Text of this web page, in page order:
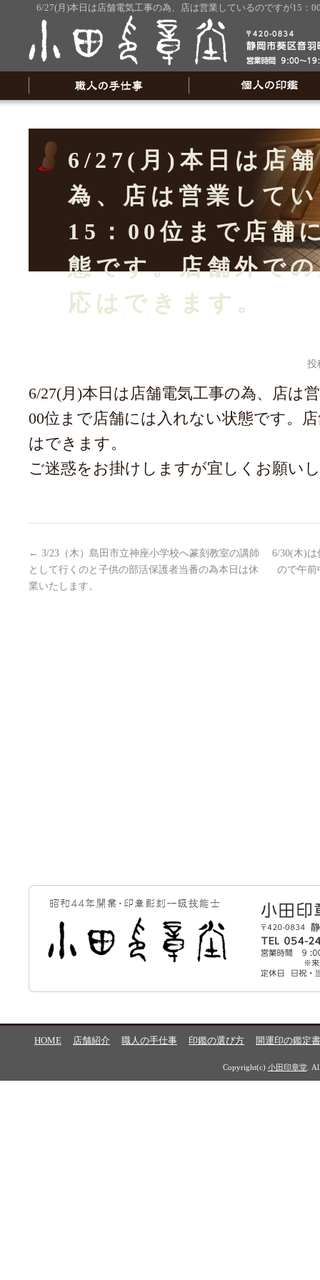
6/27(月)本日は店舗電気工事の為、店は営業しているのですが15：
6/27(月)本日は店
為、店は営業して
15：00位まで店舗
態です。店舗外で
応はできます。
投
6/27(月)本日は店舗電気工事の為、店は
00位まで店舗には入れない状態です。
はできます。
ご迷惑をお掛けしますが宜しくお願い
← 3/23（木）島田市立神座小学校へ篆刻教室の講師
として行くのと子供の部活保護者当番の為本日は休
業いたします。
6/30(木)
ので午前
HOME 店舗紹介 職人の手仕事 印鑑の選び方 開運印の鑑定書
Copyright(c) 小田印章堂.